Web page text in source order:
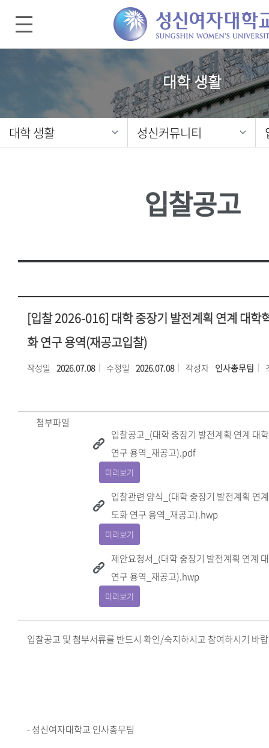
대학 생활
대학 생활 성신커뮤니티
입찰공고
[입찰 2026-016] 대학 중장기 발전계획 연계 대학
화 연구 용역(재공고입찰)
작성일 2026.07.08 수정일 2026.07.08 작성자 인사총무팀
첨부파일
입찰공고_(대학 중장기 발전계획 연계 대
연구 용역_재공고).pdf
미리보기
입찰관련 양식_(대학 중장기 발전계획 연
도화 연구 용역_재공고).hwp
미리보기
제안요청서_(대학 중장기 발전계획 연계
연구 용역_재공고).hwp
미리보기
입찰공고 및 첨부서류를 반드시 확인/숙지하시고 참여하시기 바
- 성신여자대학교 인사총무팀